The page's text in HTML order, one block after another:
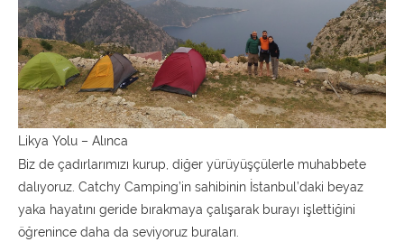
Likya Yolu – Alınca
Biz de çadırlarımızı kurup, diğer yürüyüşçülerle muhabbete
dalıyoruz. Catchy Camping’in sahibinin İstanbul’daki beyaz
yaka hayatını geride bırakmaya çalışarak burayı işlettiğini
öğrenince daha da seviyoruz buraları.